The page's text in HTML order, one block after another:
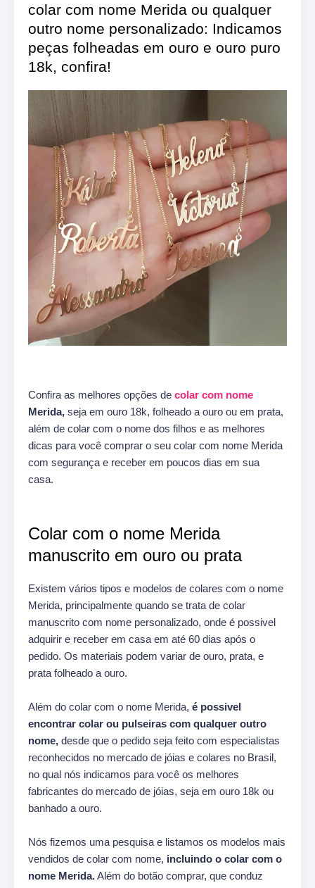
colar com nome Merida ou qualquer
outro nome personalizado: Indicamos
peças folheadas em ouro e ouro puro
18k, confira!
Confira as melhores opções de colar com nome
Merida, seja em ouro 18k, folheado a ouro ou em prata,
além de colar com o nome dos filhos e as melhores
dicas para você comprar o seu colar com nome Merida
com segurança e receber em poucos dias em sua
casa.
Colar com o nome Merida
manuscrito em ouro ou prata
Existem vários tipos e modelos de colares com o nome
Merida, principalmente quando se trata de colar
manuscrito com nome personalizado, onde é possivel
adquirir e receber em casa em até 60 dias após o
pedido. Os materiais podem variar de ouro, prata, e
prata folheado a ouro.
Além do colar com o nome Merida, é possivel
encontrar colar ou pulseiras com qualquer outro
nome, desde que o pedido seja feito com especialistas
reconhecidos no mercado de jóias e colares no Brasil,
no qual nós indicamos para você os melhores
fabricantes do mercado de jóias, seja em ouro 18k ou
banhado a ouro.
Nós fizemos uma pesquisa e listamos os modelos mais
vendidos de colar com nome, incluindo o colar com o
nome Merida.Além do botão comprar, que conduz